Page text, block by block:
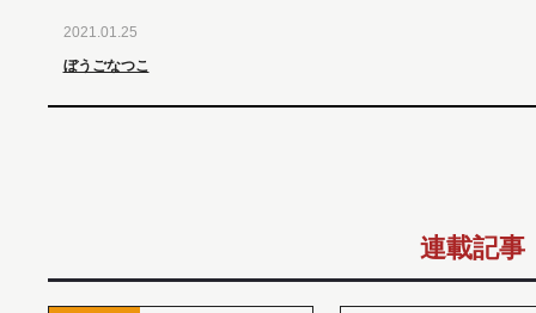
2021.01.25
ぼうごなつこ
連載記事